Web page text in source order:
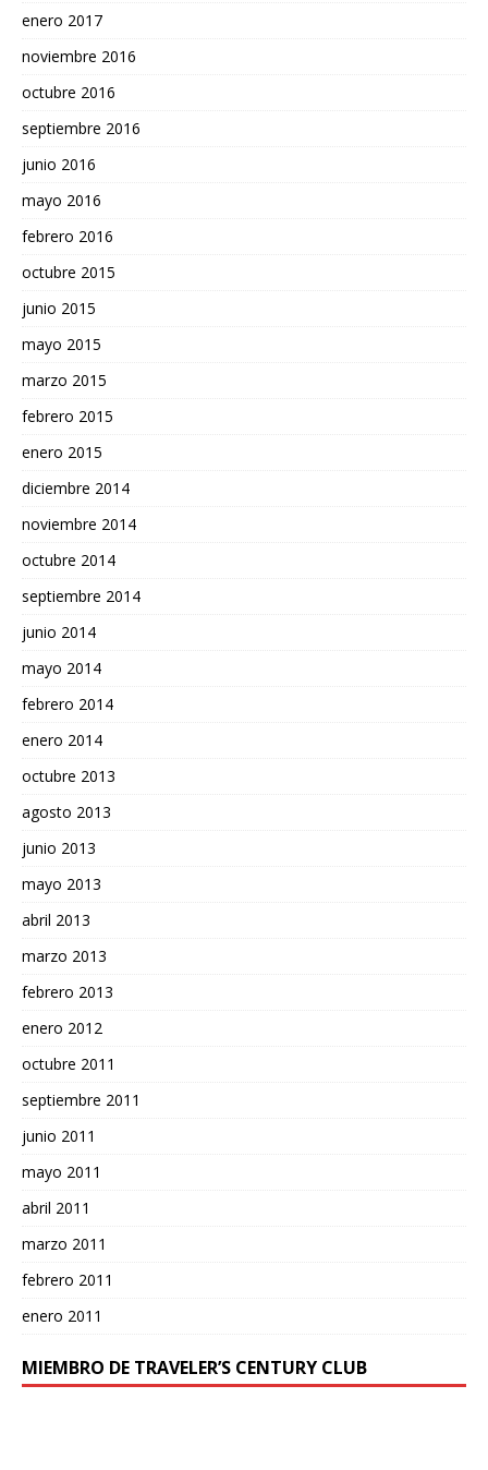
enero 2017
noviembre 2016
octubre 2016
septiembre 2016
junio 2016
mayo 2016
febrero 2016
octubre 2015
junio 2015
mayo 2015
marzo 2015
febrero 2015
enero 2015
diciembre 2014
noviembre 2014
octubre 2014
septiembre 2014
junio 2014
mayo 2014
febrero 2014
enero 2014
octubre 2013
agosto 2013
junio 2013
mayo 2013
abril 2013
marzo 2013
febrero 2013
enero 2012
octubre 2011
septiembre 2011
junio 2011
mayo 2011
abril 2011
marzo 2011
febrero 2011
enero 2011
MIEMBRO DE TRAVELER’S CENTURY CLUB